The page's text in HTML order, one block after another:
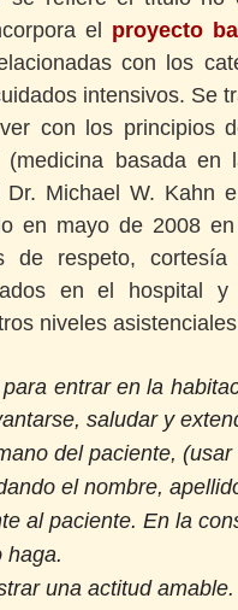
el proyecto
con los
intensivos. Se
con los principios
(medicina basada
Dr. Michael W. Kahn
en mayo de 2008
de respeto,
en el hospital
niveles
entrar en la
saludar y
del paciente,
el nombre,
al paciente. En la
haga.
una actitud amable.